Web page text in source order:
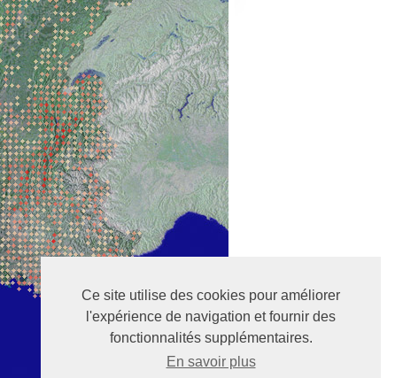
Ce site utilise des cookies pour améliorer
l'expérience de navigation et fournir des
fonctionnalités supplémentaires.
En savoir plus